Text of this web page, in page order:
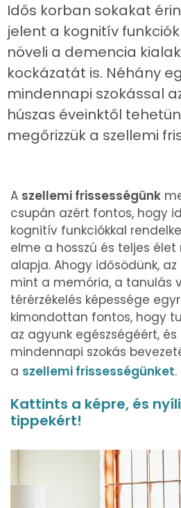
Idős korban sokakat
jelent a kognitív
növeli a demencia
kockázatát is. Néhány
mindennapi szokással
húszas éveinktől
megőrizzük a szellemi
A szellemi frissességünk
csupán azért fontos, hogy
kognitív funkciókkal
elme a hosszú és teljes
alapja. Ahogy idősödünk,
mint a memória, a tanulás
térérzékelés képessége
kimondottan fontos, hogy
az agyunk egészségéért,
mindennapi szokás
a szellemi frissességünket.
Kattints a képre, és
tippekért!